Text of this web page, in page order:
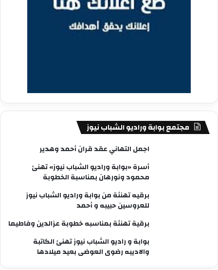
مجتمع بوابة وراديو الشباب نيوز
اجمل التهاني عقد قران أحمد وهدير
أسرة «بوابة وراديو الشباب نيوز» تهنئ
محمود ونورهان بمناسبة الخطوبة
برقيه تهنئة من بوابة وراديو الشباب نيوز
للعروسين حبيبه و أحمد
برقية تهنئة بمناسبه خطوبة عزالدين وفاطيما
بوابة و راديو الشباب نيوز تهنئ الكاتبة
والاديبه رضوى العوضى بعيد ميلادها